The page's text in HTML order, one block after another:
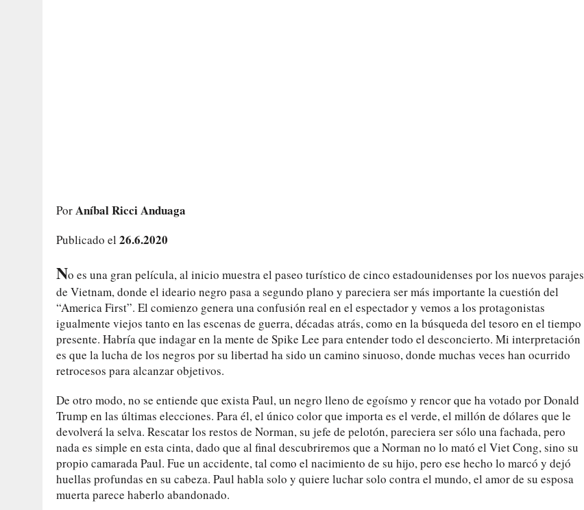
PorAníbal Ricci Anduaga
Publicado el 26.6.2020
No es una gran película, al inicio muestra el paseo turístico de cinco estadounidenses por los nuevos parajes
de Vietnam, donde el ideario negro pasa a segundo plano y pareciera ser más importante la cuestión del
“America First”. El comienzo genera una confusión real en el espectador y vemos a los protagonistas
igualmente viejos tanto en las escenas de guerra, décadas atrás, como en la búsqueda del tesoro en el tiempo
presente. Habría que indagar en la mente de Spike Lee para entender todo el desconcierto. Mi interpretación
es que la lucha de los negros por su libertad ha sido un camino sinuoso, donde muchas veces han ocurrido
retrocesos para alcanzar objetivos.
De otro modo, no se entiende que exista Paul, un negro lleno de egoísmo y rencor que ha votado por Donald
Trump en las últimas elecciones. Para él, el único color que importa es el verde, el millón de dólares que le
devolverá la selva. Rescatar los restos de Norman, su jefe de pelotón, pareciera ser sólo una fachada, pero
nada es simple en esta cinta, dado que al final descubriremos que a Norman no lo mató el Viet Cong, sino su
propio camarada Paul. Fue un accidente, tal como el nacimiento de su hijo, pero ese hecho lo marcó y dejó
huellas profundas en su cabeza. Paul habla solo y quiere luchar solo contra el mundo, el amor de su esposa
muerta parece haberlo abandonado.